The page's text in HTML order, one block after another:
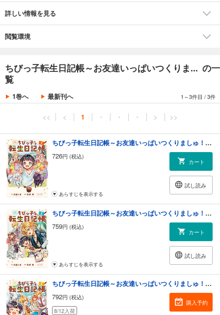
詳しい情報を見る
閲覧環境
ちびっ子転生日記帳～お友達いっぱいつくりま... の一
覧
1巻へ 最新刊へ 1～3件目 /3件
<< < 1 ・ ・ ・ > >>
ちびっ子転生日記帳～お友達いっぱいつくりましゅ！～ THE COMIC 1巻
726円 (税込)
カート
試し読み
あらすじを表示する
ちびっ子転生日記帳～お友達いっぱいつくりましゅ！～ THE COMIC 2巻
759円 (税込)
カート
試し読み
あらすじを表示する
ちびっ子転生日記帳～お友達いっぱいつくりましゅ！～ THE COMIC 3巻
792円 (税込)
8/12入荷
購入予約